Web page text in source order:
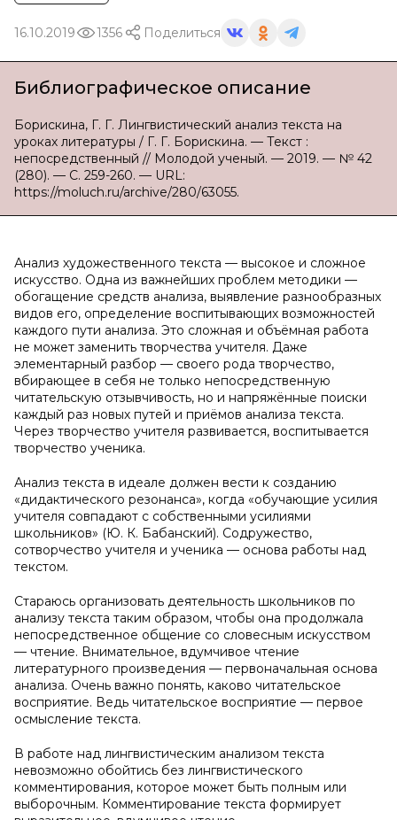
16.10.2019 1356 Поделиться
Библиографическое описание
Борискина, Г. Г. Лингвистический анализ текста на
уроках литературы / Г. Г. Борискина. — Текст :
непосредственный // Молодой ученый. — 2019. — № 42
(280). — С. 259-260. — URL:
https://moluch.ru/archive/280/63055.
Анализ художественного текста — высокое и сложное
искусство. Одна из важнейших проблем методики —
обогащение средств анализа, выявление разнообразных
видов его, определение воспитывающих возможностей
каждого пути анализа. Это сложная и объёмная работа
не может заменить творчества учителя. Даже
элементарный разбор — своего рода творчество,
вбирающее в себя не только непосредственную
читательскую отзывчивость, но и напряжённые поиски
каждый раз новых путей и приёмов анализа текста.
Через творчество учителя развивается, воспитывается
творчество ученика.
Анализ текста в идеале должен вести к созданию
«дидактического резонанса», когда «обучающие усилия
учителя совпадают с собственными усилиями
школьников» (Ю. К. Бабанский). Содружество,
сотворчество учителя и ученика — основа работы над
текстом.
Стараюсь организовать деятельность школьников по
анализу текста таким образом, чтобы она продолжала
непосредственное общение со словесным искусством
— чтение. Внимательное, вдумчивое чтение
литературного произведения — первоначальная основа
анализа. Очень важно понять, каково читательское
восприятие. Ведь читательское восприятие — первое
осмысление текста.
В работе над лингвистическим анализом текста
невозможно обойтись без лингвистического
комментирования, которое может быть полным или
выборочным. Комментирование текста формирует